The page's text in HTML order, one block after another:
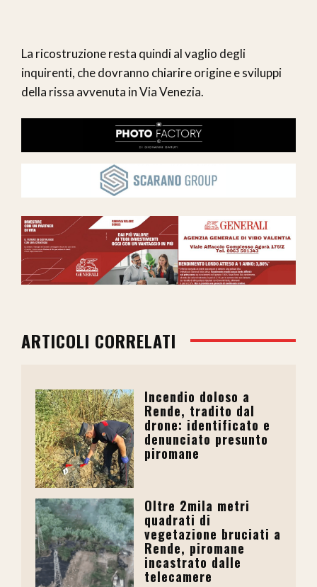
La ricostruzione resta quindi al vaglio degli
inquirenti, che dovranno chiarire origine e sviluppi
della rissa avvenuta in Via Venezia.
ARTICOLI CORRELATI
Incendio doloso a
Rende, tradito dal
drone: identificato e
denunciato presunto
piromane
Oltre 2mila metri
quadrati di
vegetazione bruciati a
Rende, piromane
incastrato dalle
telecamere